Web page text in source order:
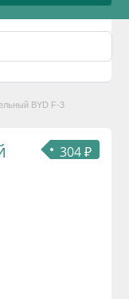
BYD F-3
304 ₽